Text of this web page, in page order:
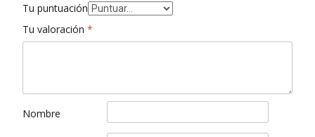
Tu puntuación
Tu valoración *
Nombre